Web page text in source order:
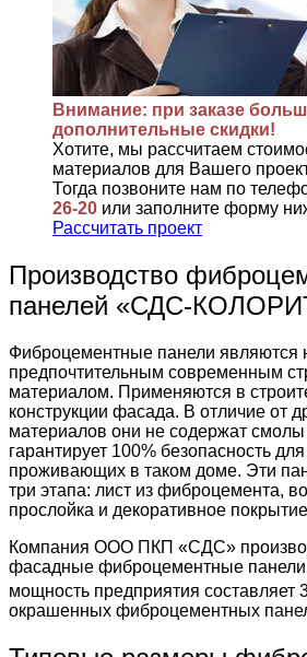
Внимание: при заказе
дополнительные скидки!
Хотите, мы рассчитаем
материалов для Вашего
Тогда позвоните нам по
26-20 или заполните форму
Рассчитать проект
Производство
панелей «СДС-
Фиброцементные панели являются
предпочтительным современным
материалом. Применяются в
конструкции фасада. В отличие от
материалов они не содержат смолы
гарантирует 100% безопасность
проживающих в таком доме. Эти
три этапа: лист из фиброцемента,
прослойка и декоративное
Компания ООО ПКП «СДС»
фасадные фиброцементные
мощность предприятия составляет
окрашенных фиброцементных